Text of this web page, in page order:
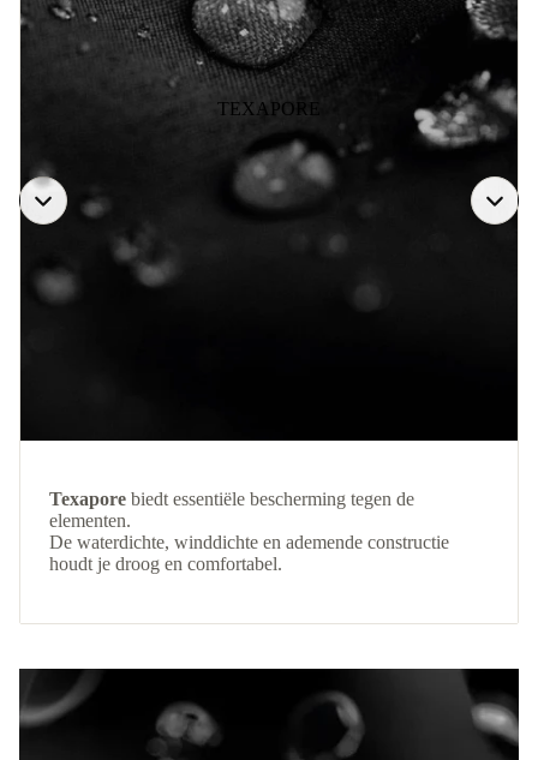
TEXAPORE
Texapore biedt essentiële bescherming tegen de
elementen.
De waterdichte, winddichte en ademende constructie
houdt je droog en comfortabel.